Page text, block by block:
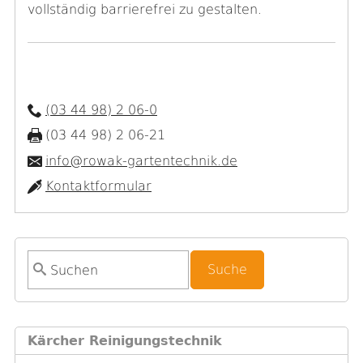
vollständig barrierefrei zu gestalten.
(03 44 98) 2 06-0
(03 44 98) 2 06-21
info@rowak-gartentechnik.de
Kontaktformular
S
u
h
f
Kärcher Reinigungstechnik